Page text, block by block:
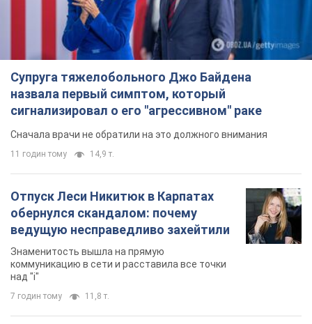
Супруга тяжелобольного Джо Байдена
назвала первый симптом, который
сигнализировал о его "агрессивном" раке
Сначала врачи не обратили на это должного внимания
11 годин тому 14,9 т.
Отпуск Леси Никитюк в Карпатах
обернулся скандалом: почему
ведущую несправедливо захейтили
Знаменитость вышла на прямую
коммуникацию в сети и расставила все точки
над "i"
7 годин тому 11,8 т.